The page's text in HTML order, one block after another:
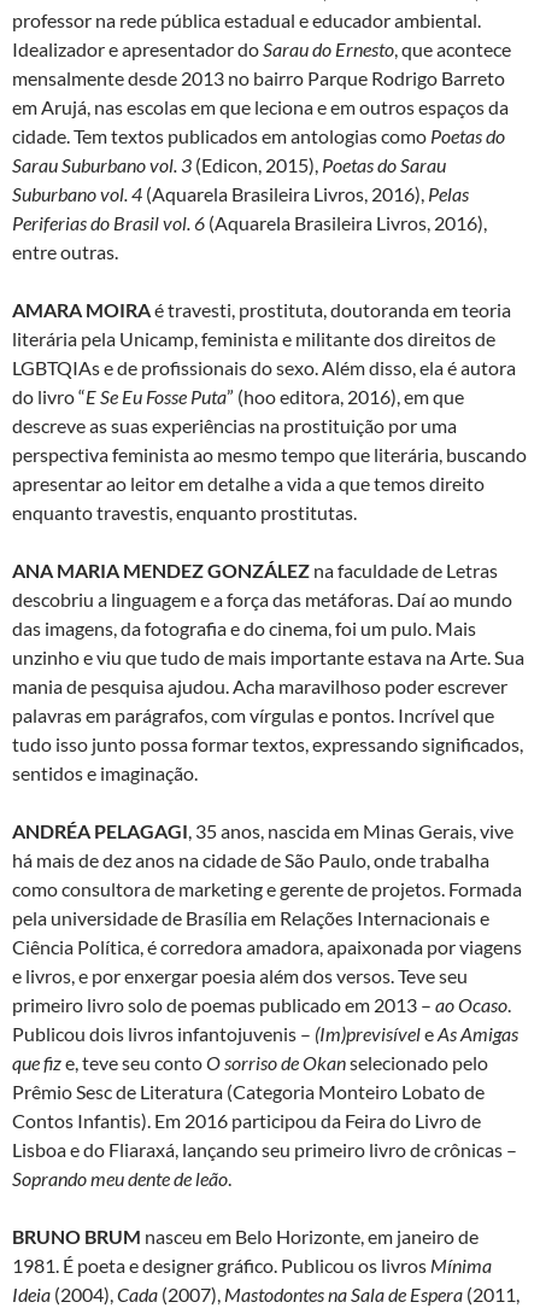
professor na rede pública estadual e educador ambiental.
Idealizador e apresentador doSarau do Ernesto, que acontece
mensalmente desde 2013 no bairro Parque Rodrigo Barreto
em Arujá, nas escolas em que leciona e em outros espaços da
cidade. Tem textos publicados em antologias como Poetas do
Sarau Suburbano vol. 3 (Edicon, 2015), Poetas do Sarau
Suburbano vol. 4 (Aquarela Brasileira Livros, 2016), Pelas
Periferias do Brasil vol. 6 (Aquarela Brasileira Livros, 2016),
entre outras.
AMARA MOIRAé travesti, prostituta, doutoranda em teoria
literária pela Unicamp, feminista e militante dos direitos de
LGBTQIAs e de profissionais do sexo. Além disso, ela é autora
do livro “E Se Eu Fosse Puta” (hoo editora, 2016), em que
descreve as suas experiências na prostituição por uma
perspectiva feminista ao mesmo tempo que literária, buscando
apresentar ao leitor em detalhe a vida a que temos direito
enquanto travestis, enquanto prostitutas.
ANA MARIA MENDEZ GONZÁLEZ na faculdade de Letras
descobriu a linguagem e a força das metáforas. Daí ao mundo
das imagens, da fotografia e do cinema, foi um pulo. Mais
unzinho e viu que tudo de mais importante estava na Arte. Sua
mania de pesquisa ajudou. Acha maravilhoso poder escrever
palavras em parágrafos, com vírgulas e pontos. Incrível que
tudo isso junto possa formar textos, expressando significados,
sentidos e imaginação.
ANDRÉA PELAGAGI, 35 anos, nascida em Minas Gerais, vive
há mais de dez anos na cidade de São Paulo, onde trabalha
como consultora de marketing e gerente de projetos. Formada
pela universidade de Brasília em Relações Internacionais e
Ciência Política, é corredora amadora, apaixonada por viagens
e livros, e por enxergar poesia além dos versos. Teve seu
primeiro livro solo de poemas publicado em 2013 – ao Ocaso.
Publicou dois livros infantojuvenis – (Im)previsíveleAs Amigas
que fize, teve seu contoO sorriso de Okanselecionado pelo
Prêmio Sesc de Literatura (Categoria Monteiro Lobato de
Contos Infantis). Em 2016 participou da Feira do Livro de
Lisboa e do Fliaraxá, lançando seu primeiro livro de crônicas –
Soprando meu dente de leão.
BRUNO BRUM nasceu em Belo Horizonte, em janeiro de
1981. É poeta e designer gráfico. Publicou os livros Mínima
Ideia (2004),Cada (2007), Mastodontes na Sala de Espera (2011,